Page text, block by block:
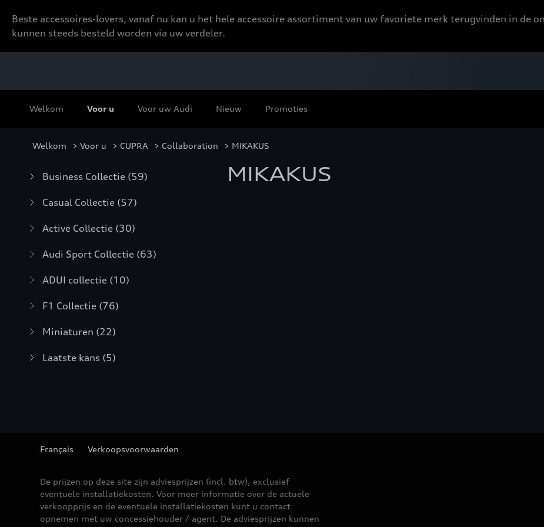
Beste accessoires-lovers, vanaf nu kan u het hele accessoire assortiment van uw favoriete merk terugvinden in de
kunnen steeds besteld worden via uw verdeler.
Welkom Voor u Voor uw Audi Nieuw Promoties
Welkom > Voor u > CUPRA > Collaboration > MIKAKUS
Business Collectie (59)
Casual Collectie (57)
Active Collectie (30)
Audi Sport Collectie (63)
ADUI collectie (10)
F1 Collectie (76)
Miniaturen (22)
Laatste kans (5)
MIKAKUS
Français Verkoopsvoorwaarden
De prijzen op deze site zijn adviesprijzen (incl. btw), exclusief
eventuele installatiekosten. Voor meer informatie over de actuele
verkoopprijs en de eventuele installatiekosten kunt u contact
opnemen met uw concessiehouder / agent. De adviesprijzen kunnen